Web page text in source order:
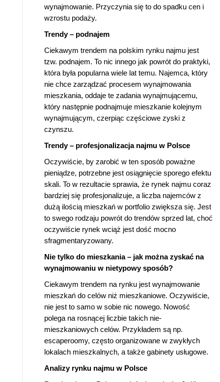
wynajmowanie. Przyczynia się to do spadku cen i
wzrostu podaży.
Trendy – podnajem
Ciekawym trendem na polskim rynku najmu jest
tzw. podnajem. To nic innego jak powrót do praktyki,
która była popularna wiele lat temu. Najemca, który
nie chce zarządzać procesem wynajmowania
mieszkania, oddaje te zadania wynajmującemu,
który następnie podnajmuje mieszkanie kolejnym
wynajmującym, czerpiąc częściowe zyski z
czynszu.
Trendy – profesjonalizacja najmu w Polsce
Oczywiście, by zarobić w ten sposób poważne
pieniądze, potrzebne jest osiągnięcie sporego efektu
skali. To w rezultacie sprawia, że rynek najmu coraz
bardziej się profesjonalizuje, a liczba najemców z
dużą ilością mieszkań w portfolio zwiększa się. Jest
to swego rodzaju powrót do trendów sprzed lat, choć
oczywiście rynek wciąż jest dość mocno
sfragmentaryzowany.
Nie tylko do mieszkania – jak można zyskać na
wynajmowaniu w nietypowy sposób?
Ciekawym trendem na rynku jest wynajmowanie
mieszkań do celów niż mieszkaniowe. Oczywiście,
nie jest to samo w sobie nic nowego. Nowość
polega na rosnącej liczbie takich nie-
mieszkaniowych celów. Przykładem są np.
escaperoomy, często organizowane w zwykłych
lokalach mieszkalnych, a także gabinety usługowe.
Analizy rynku najmu w Polsce